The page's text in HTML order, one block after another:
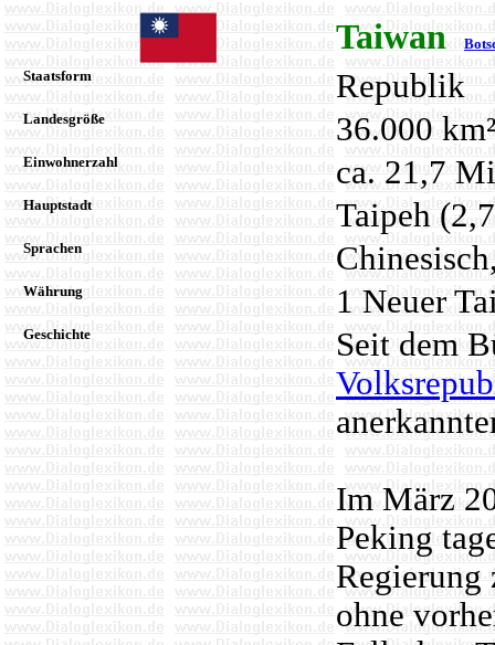
Taiwan
Staatsform
Republik
Landesgröße 36.000 km²
Einwohnerzahl ca. 21,7
Hauptstadt Taipeh
Sprachen
Währung 1 Neuer
Geschichte
Seit dem
Im März
Peking
Regierung
ohne